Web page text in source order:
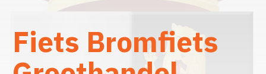
Fiets Bromfiets